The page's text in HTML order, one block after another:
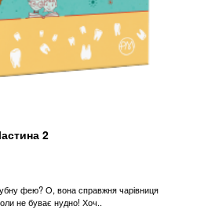
2
фею? О, вона справжня чарівниця
не буває нудно! Хоч..